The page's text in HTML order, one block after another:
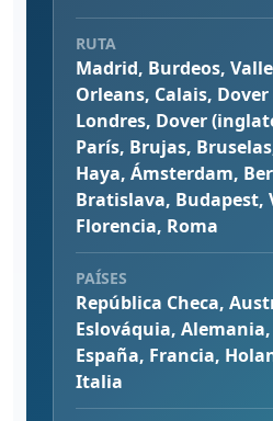
RUTA
Madrid, Burdeos,
Orleans, Calais,
Londres, Dover
París, Brujas,
Haya, Ámsterdam,
Bratislava, Budapest,
Florencia, Roma
PAÍSES
República Checa,
Eslováquia,
España, Francia,
Italia